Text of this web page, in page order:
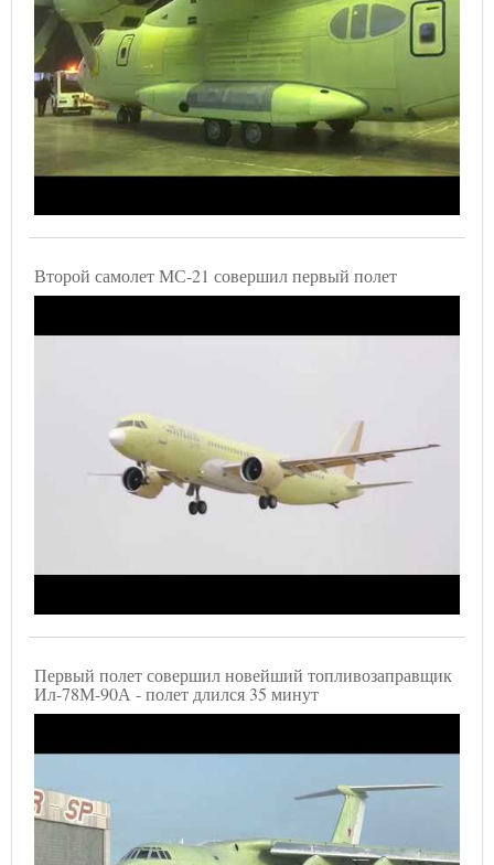
Второй самолет МС-21 совершил первый полет
Первый полет совершил новейший топливозаправщик
Ил-78М-90А - полет длился 35 минут